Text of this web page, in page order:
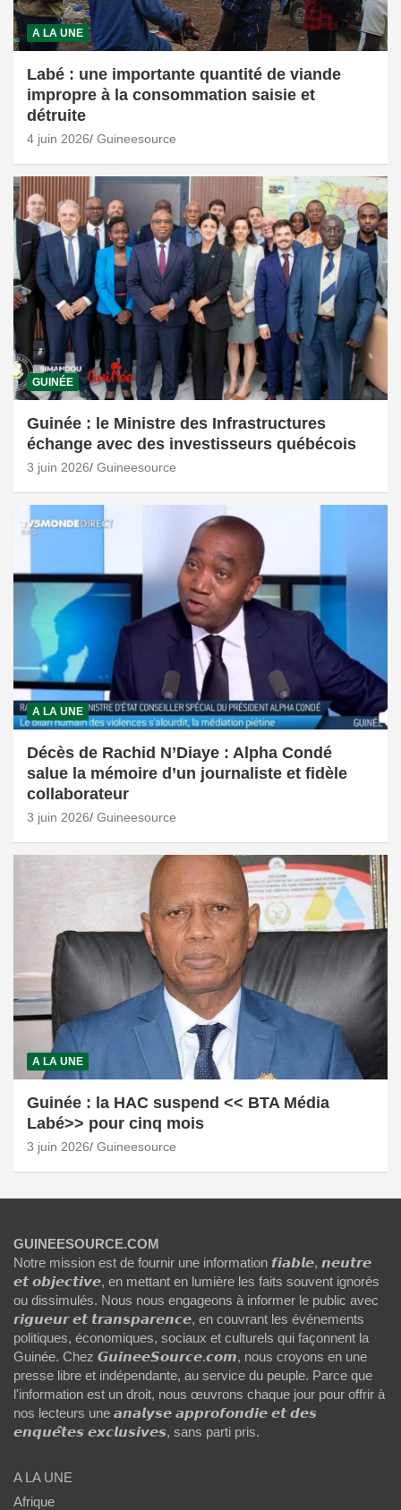
A LA UNE
Labé : une importante quantité de viande
impropre à la consommation saisie et
détruite
4 juin 2026 Guineesource
GUINÉE
Guinée : le Ministre des Infrastructures
échange avec des investisseurs québécois
3 juin 2026 Guineesource
A LA UNE
Décès de Rachid N’Diaye : Alpha Condé
salue la mémoire d’un journaliste et fidèle
collaborateur
3 juin 2026 Guineesource
A LA UNE
Guinée : la HAC suspend << BTA Média
Labé>> pour cinq mois
3 juin 2026 Guineesource
GUINEESOURCE.COM
Notre mission est de fournir une information 𝙛𝙞𝙖𝙗𝙡𝙚, 𝙣𝙚𝙪𝙩𝙧𝙚
𝙚𝙩 𝙤𝙗𝙟𝙚𝙘𝙩𝙞𝙫𝙚, en mettant en lumière les faits souvent ignorés
ou dissimulés. Nous nous engageons à informer le public avec
𝙧𝙞𝙜𝙪𝙚𝙪𝙧 𝙚𝙩 𝙩𝙧𝙖𝙣𝙨𝙥𝙖𝙧𝙚𝙣𝙘𝙚, en couvrant les événements
politiques, économiques, sociaux et culturels qui façonnent la
Guinée. Chez 𝙂𝙪𝙞𝙣𝙚𝙚𝙎𝙤𝙪𝙧𝙘𝙚.𝙘𝙤𝙢, nous croyons en une
presse libre et indépendante, au service du peuple. Parce que
l'information est un droit, nous œuvrons chaque jour pour offrir à
nos lecteurs une 𝙖𝙣𝙖𝙡𝙮𝙨𝙚 𝙖𝙥𝙥𝙧𝙤𝙛𝙤𝙣𝙙𝙞𝙚 𝙚𝙩 𝙙𝙚𝙨
𝙚𝙣𝙦𝙪𝙚̂𝙩𝙚𝙨 𝙚𝙭𝙘𝙡𝙪𝙨𝙞𝙫𝙚𝙨, sans parti pris.
A LA UNE
Afrique